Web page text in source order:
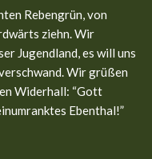
Rebengrün, von
ziehn. Wir
Jugendland, es will uns
Wir grüßen
Widerhall: “Gott
Ebenthal!”